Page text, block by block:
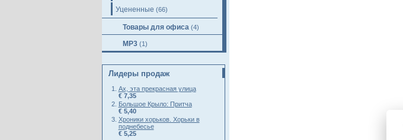
Уцененные (66)
Товары для офиса (4)
MP3 (1)
Лидеры продаж
Ах, эта прекрасная улица
€ 7,35
Большое Крыло: Притча
€ 5,40
Хроники хорьков. Хорьки в
поднебесье
€ 5,25